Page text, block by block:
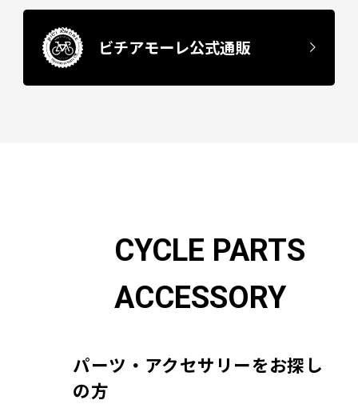
ビチアモーレ公式通販
CYCLE PARTS
ACCESSORY
パーツ・アクセサリーをお探し
の方